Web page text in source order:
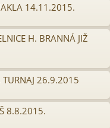
14.11.2015.
H. BRANNÁ JIŽ
TURNAJ 26.9.2015
8.8.2015.